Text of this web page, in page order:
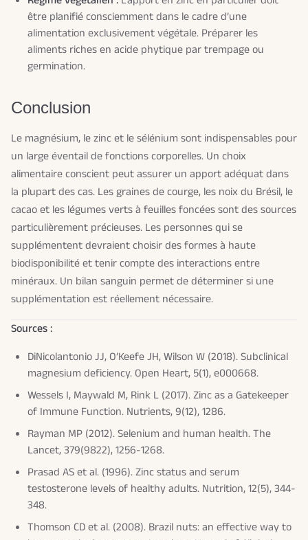
être planifié consciemment dans le cadre d’une
alimentation exclusivement végétale. Préparer les
aliments riches en acide phytique par trempage ou
germination.
Conclusion
Le magnésium, le zinc et le sélénium sont indispensables pour
un large éventail de fonctions corporelles. Un choix
alimentaire conscient peut assurer un apport adéquat dans
la plupart des cas. Les graines de courge, les noix du Brésil, le
cacao et les légumes verts à feuilles foncées sont des sources
particulièrement précieuses. Les personnes qui se
supplémentent devraient choisir des formes à haute
biodisponibilité et tenir compte des interactions entre
minéraux. Un bilan sanguin permet de déterminer si une
supplémentation est réellement nécessaire.
Sources :
DiNicolantonio JJ, O’Keefe JH, Wilson W (2018). Subclinical
magnesium deficiency.Open Heart, 5(1), e000668.
Wessels I, Maywald M, Rink L (2017). Zinc as a Gatekeeper
of Immune Function. Nutrients, 9(12), 1286.
Rayman MP (2012). Selenium and human health.The
Lancet, 379(9822), 1256-1268.
Prasad AS et al. (1996). Zinc status and serum
testosterone levels of healthy adults. Nutrition, 12(5), 344-
348.
Thomson CD et al. (2008). Brazil nuts: an effective way to